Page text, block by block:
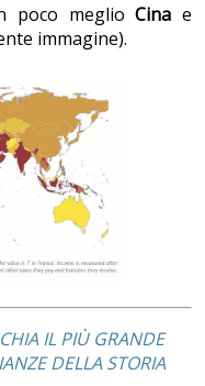
poco meglioCina e
immagine).
IL PIÙ GRANDE
DELLA STORIA